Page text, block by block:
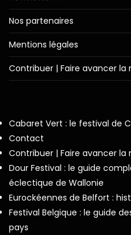
Nos partenaires
Mentions légales
Contribuer | Faire avancer la
Cabaret Vert : le festival de
Contact
Contribuer | Faire avancer la
Dour Festival : le guide
éclectique de Wallonie
Eurockéennes de Belfort :
Festival Belgique : le guide
pays